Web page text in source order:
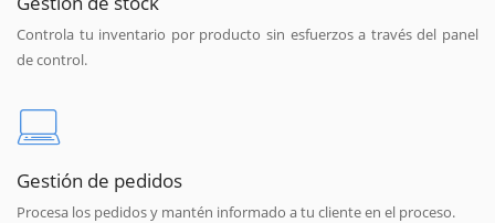
Controla tu inventario por producto sin esfuerzos a través del panel
de control.
Gestión de pedidos
Procesa los pedidos y mantén informado a tu cliente en el proceso.